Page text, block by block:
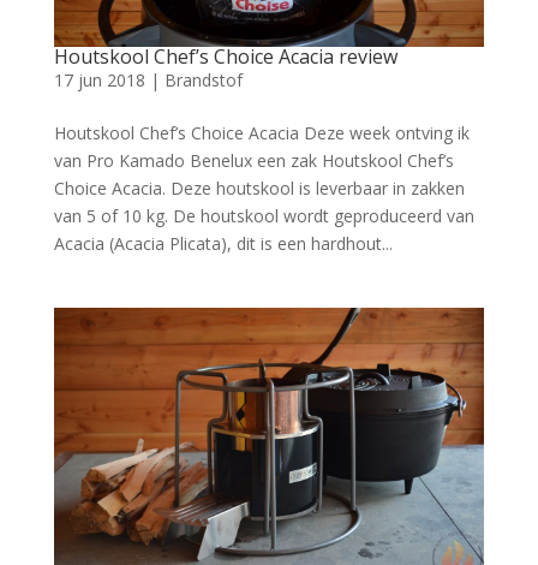
Houtskool Chef’s Choice Acacia review
17 jun 2018 | Brandstof
Houtskool Chef’s Choice Acacia Deze week ontving ik
van Pro Kamado Benelux een zak Houtskool Chef’s
Choice Acacia. Deze houtskool is leverbaar in zakken
van 5 of 10 kg. De houtskool wordt geproduceerd van
Acacia (Acacia Plicata), dit is een hardhout...